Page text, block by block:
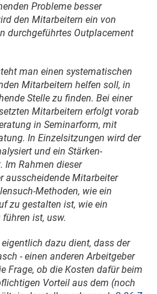
Probleme besser
den Mitarbeitern ein von
durchgeführtes Outplacement
man einen systematischen
Mitarbeitern helfen soll, in
Stelle zu finden. Bei einer
Mitarbeitern erfolgt vorab
in Seminarform, mit
In Einzelsitzungen wird der
und ein Stärken-
Im Rahmen dieser
ausscheidende Mitarbeiter
Methoden, wie ein
zu gestalten ist, wie ein
ist, usw.
dazu dient, dass der
- einen anderen Arbeitgeber
Frage, ob die Kosten dafür beim
Vorteil aus dem (noch